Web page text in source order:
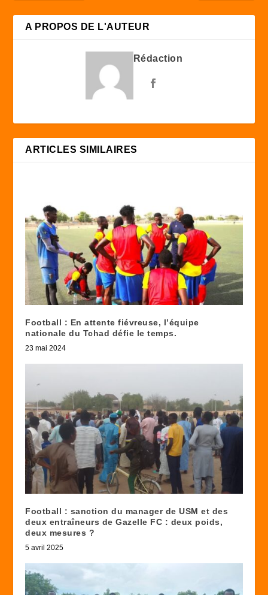
A PROPOS DE L'AUTEUR
Rédaction
ARTICLES SIMILAIRES
Football : En attente fiévreuse, l’équipe
nationale du Tchad défie le temps.
23 mai 2024
Football : sanction du manager de USM et des
deux entraîneurs de Gazelle FC : deux poids,
deux mesures ?
5 avril 2025